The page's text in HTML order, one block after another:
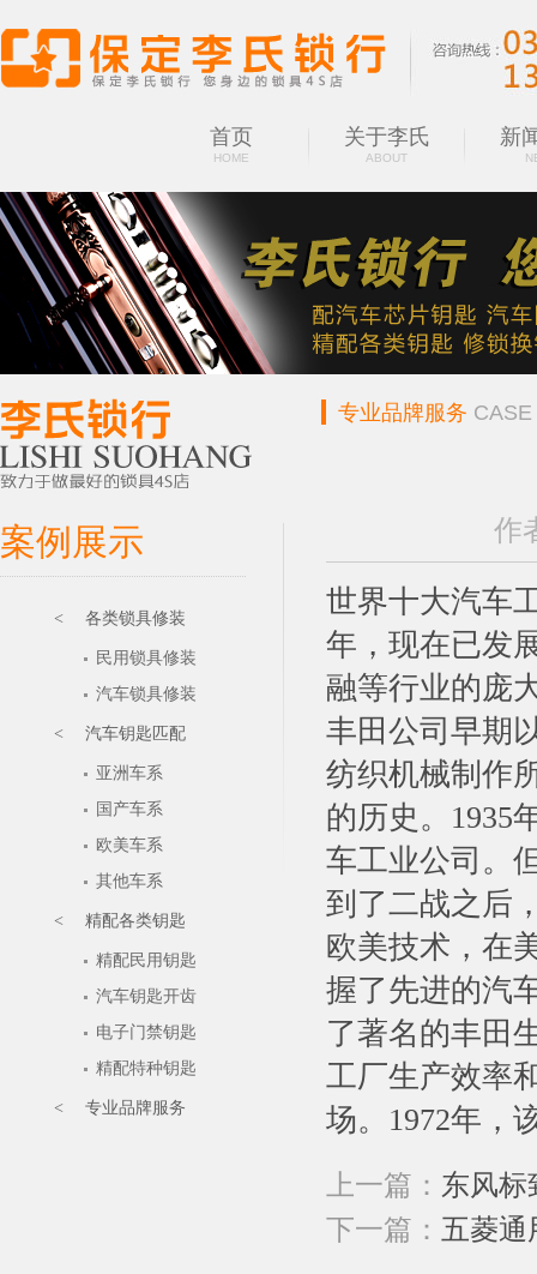
首页
HOME
关于李氏
ABOUT
新
案例展示
< 各类锁具修装
民用锁具修装
汽车锁具修装
< 汽车钥匙匹配
亚洲车系
国产车系
欧美车系
其他车系
< 精配各类钥匙
精配民用钥匙
汽车钥匙开齿
电子门禁钥匙
精配特种钥匙
< 专业品牌服务
专业品牌服务 CASE
作
世界十大汽车
年，现在已发
融等行业的庞
丰田公司早期
纺织机械制作
的历史。1935
车工业公司。
到了二战之后
欧美技术，在
握了先进的汽
了著名的丰田
工厂生产效率
场。1972年，
上一篇： 东风标
下一篇： 五菱通